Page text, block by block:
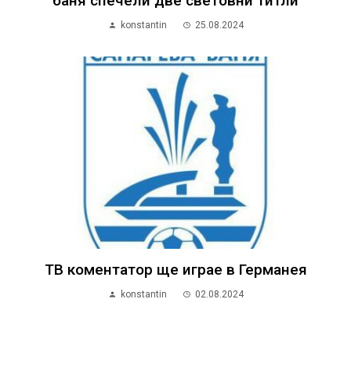
konstantin 25.08.2024
ТВ коментатор ще играе в Германея
konstantin 02.08.2024